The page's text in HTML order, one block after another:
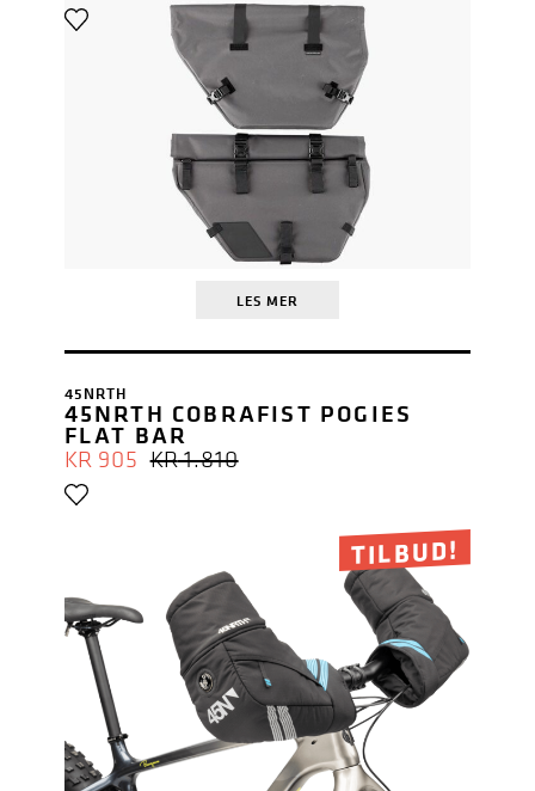
LES MER
TILBUD!
45NRTH
45NRTH COBRAFIST POGIES
FLAT BAR
KR1.810OPPRINNELIG
KR 905
NÅVÆRENDE